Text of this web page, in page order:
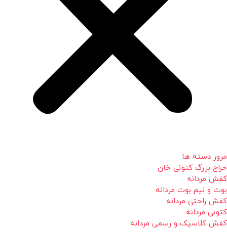
مرور دسته ها
حراج بزرگ کتونی خان
کفش مردانه
بوت و نیم بوت مردانه
کفش راحتی مردانه
کتونی مردانه
کفش کلاسیک و رسمی مردانه